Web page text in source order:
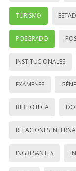
TURISMO
POSGRADO
INSTITUCIONALES
EXÁMENES
BIBLIOTECA
RELACIONES
INGRESANTES